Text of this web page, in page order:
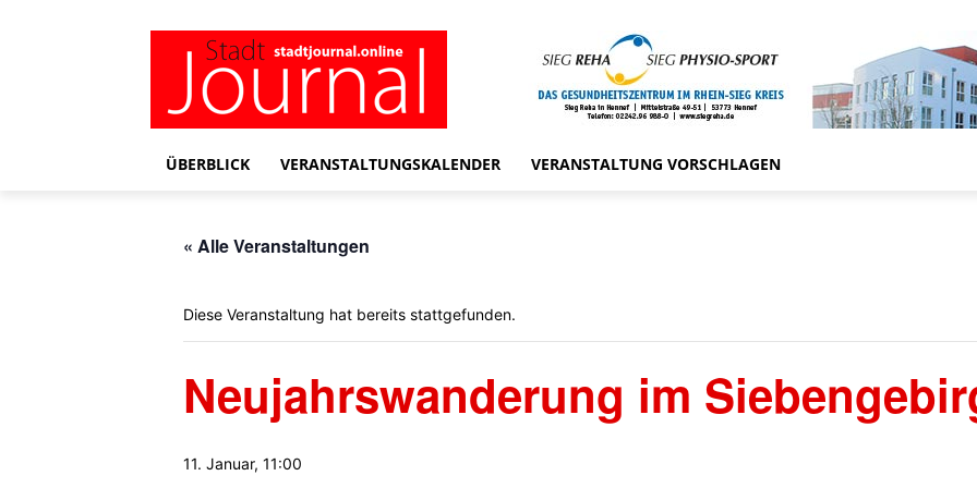
ÜBERBLICK VERANSTALTUNGSKALENDER VERANSTALTUNG VORSCHLAGEN
« Alle Veranstaltungen
Diese Veranstaltung hat bereits stattgefunden.
Neujahrswanderung im
11. Januar, 11:00